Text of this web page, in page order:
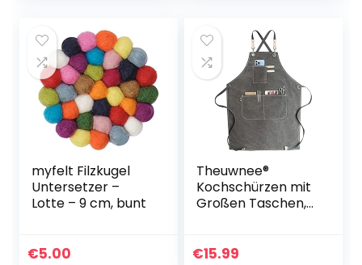
myfelt Filzkugel
Untersetzer –
Lotte – 9 cm, bunt
€5.00
Theuwnee®
Kochschürzen mit
Großen Taschen,
für Männer und
€15.99